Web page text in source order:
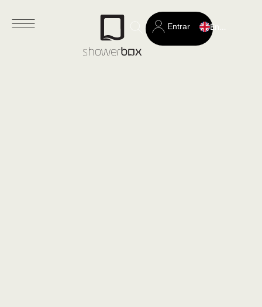
Search
for:
Entrar